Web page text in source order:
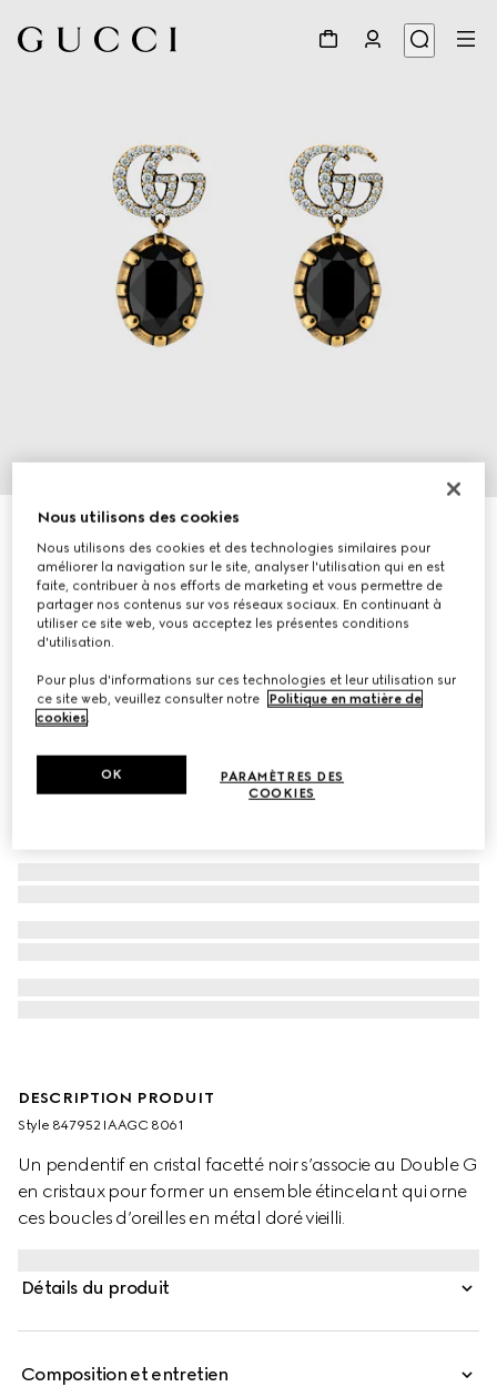
Boucles d’oreilles GG Marmont avec cristaux
CA$595
Déclinaisons métal or vieilli
DESCRIPTION PRODUIT
Style ‎847952 IAAGC 8061
Un pendentif en cristal facetté noir s’associe au Double G
en cristaux pour former un ensemble étincelant qui orne
ces boucles d’oreilles en métal doré vieilli.
Détails du produit
Composition et entretien
Nous utilisons des cookies
Nous utilisons des cookies et des technologies similaires pour
améliorer la navigation sur le site, analyser l'utilisation qui en est
faite, contribuer à nos efforts de marketing et vous permettre de
partager nos contenus sur vos réseaux sociaux. En continuant à
utiliser ce site web, vous acceptez les présentes conditions
d'utilisation.
Pour plus d'informations sur ces technologies et leur utilisation sur
ce site web, veuillez consulter notre
Politique en matière de
cookies.
PARAMÈTRES DES
COOKIES
OK